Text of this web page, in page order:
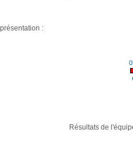
:
Résultats de